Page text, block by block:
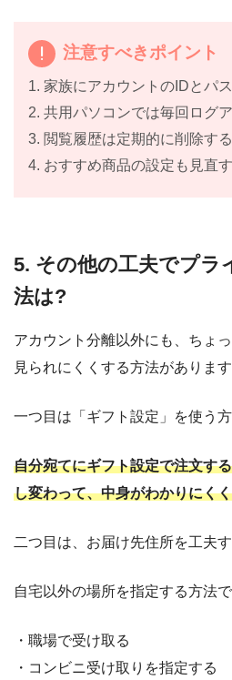
注意すべきポイント
1. 家族にアカウントのIDとパ
2. 共用パソコンでは毎回ログ
3. 閲覧履歴は定期的に削除する
4. おすすめ商品の設定も見直す
5. その他の工夫でプラ
法は?
アカウント分離以外にも、ちょ
見られにくくする方法があります
一つ目は「ギフト設定」を使う方
自分宛てにギフト設定で注文す
し変わって、中身がわかりにく
二つ目は、お届け先住所を工夫す
自宅以外の場所を指定する方法で
・職場で受け取る
・コンビニ受け取りを指定する